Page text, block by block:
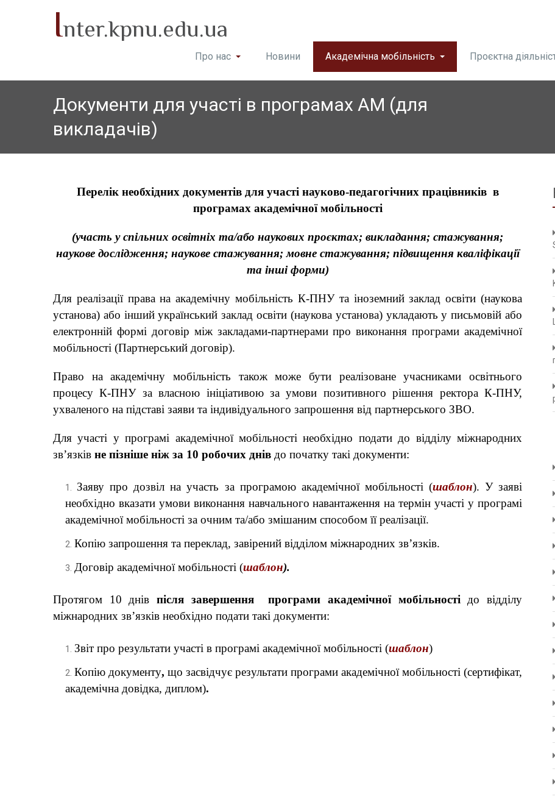
Inter.kpnu.edu.ua
Про нас Новини Академічна мобільність Проєктна
Документи для участі в програмах АМ (для
викладачів)
Перелік необхідних документів для участі науково-педагогічних працівників в
програмах академічної мобільності
(участь у спільних освітніх та/або наукових проєктах; викладання; стажування;
наукове дослідження; наукове стажування; мовне стажування; підвищення кваліфікації
та інші форми)
Для реалізації права на академічну мобільність К-ПНУ та іноземний заклад освіти (наукова
установа) або інший український заклад освіти (наукова установа) укладають у письмовій або
електронній формі договір між закладами-партнерами про виконання програми академічної
мобільності (Партнерський договір).
Право на академічну мобільність також може бути реалізоване учасниками освітнього
процесу К-ПНУ за власною ініціативою за умови позитивного рішення ректора К-ПНУ,
ухваленого на підставі заяви та індивідуального запрошення від партнерського ЗВО.
Для участі у програмі академічної мобільності необхідно подати до відділу міжнародних
зв’язків не пізніше ніж за 10 робочих днів до початку такі документи:
Заяву про дозвіл на участь за програмою академічної мобільності (шаблон). У заяві
необхідно вказати умови виконання навчального навантаження на термін участі у програмі
академічної мобільності за очним та/або змішаним способом її реалізації.
Копію запрошення та переклад, завірений відділом міжнародних зв’язків.
Договір академічної мобільності (шаблон).
Протягом 10 днівпісля завершення програми академічної мобільності до відділу
міжнародних зв’язків необхідно подати такі документи:
Звіт про результати участі в програмі академічної мобільності (шаблон)
Копію документу, що засвідчує результати програми академічної мобільності (сертифікат,
академічна довідка, диплом).